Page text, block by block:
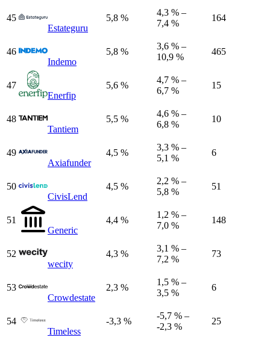
45
Estateguru
5,8 %
4,3 % –
7,4 %
164
46
Indemo
5,8 %
3,6 % –
10,9 %
465
47
Enerfip
5,6 %
4,7 % –
6,7 %
15
48
Tantiem
5,5 %
4,6 % –
6,8 %
10
49
Axiafunder
4,5 %
3,3 % –
5,1 %
6
50
CivisLend
4,5 %
2,2 % –
5,8 %
51
51
Generic
4,4 %
1,2 % –
7,0 %
148
52
wecity
4,3 %
3,1 % –
7,2 %
73
53
Crowdestate
2,3 %
1,5 % –
3,5 %
6
54
Timeless
-3,3 %
-5,7 % –
-2,3 %
25